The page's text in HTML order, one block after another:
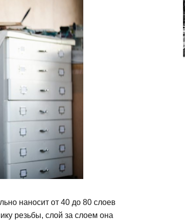
наносит от 40 до 80 слоев
резьбы, слой за слоем она